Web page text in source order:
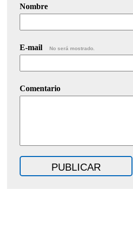
Nombre
E-mail No será mostrado.
Comentario